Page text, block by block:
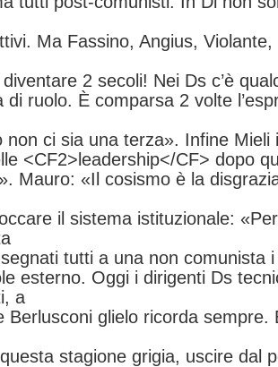
Ma Fassino, Angius,
2 secoli! Nei Ds c’è
di ruolo. È comparsa 2 volte
non ci sia una terza». Infine Mieli
<CF2>leadership</CF> dopo
Mauro: «Il cosismo è la
il sistema istituzionale:
tutti a una non comunista
esterno. Oggi i dirigenti Ds
a
Berlusconi glielo ricorda sempre.
stagione grigia, uscire dal